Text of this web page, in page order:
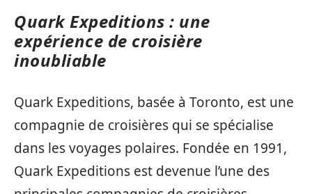
Quark Expeditions : une
expérience de croisière
inoubliable
Quark Expeditions, basée à Toronto, est une
compagnie de croisières qui se spécialise
dans les voyages polaires. Fondée en 1991,
Quark Expeditions est devenue l’une des